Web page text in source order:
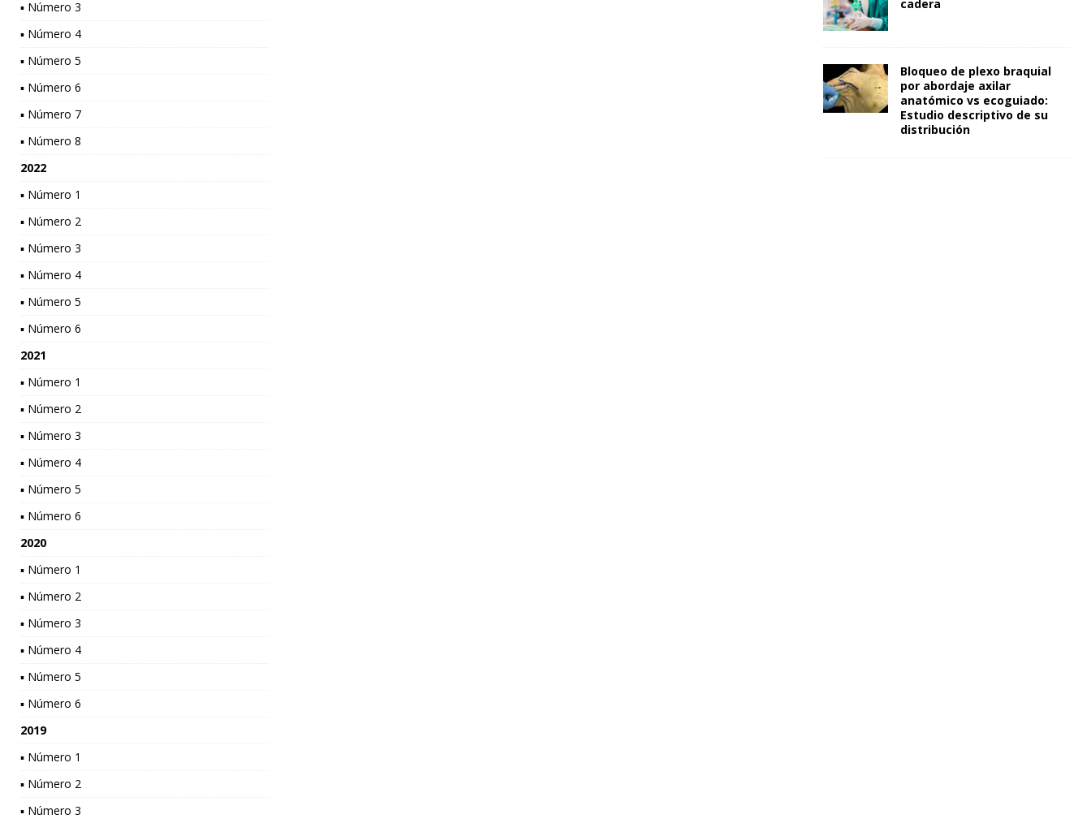
▪ Número 3
▪ Número 4
▪ Número 5
▪ Número 6
▪ Número 7
▪ Número 8
2022
▪ Número 1
▪ Número 2
▪ Número 3
▪ Número 4
▪ Número 5
▪ Número 6
2021
▪ Número 1
▪ Número 2
▪ Número 3
▪ Número 4
▪ Número 5
▪ Número 6
2020
▪ Número 1
▪ Número 2
▪ Número 3
▪ Número 4
▪ Número 5
▪ Número 6
2019
▪ Número 1
▪ Número 2
▪ Número 3
cadera
Bloqueo de plexo braquial
por abordaje axilar
anatómico vs ecoguiado:
Estudio descriptivo de su
distribución